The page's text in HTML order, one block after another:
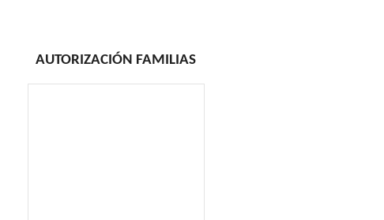
AUTORIZACIÓN FAMILIAS